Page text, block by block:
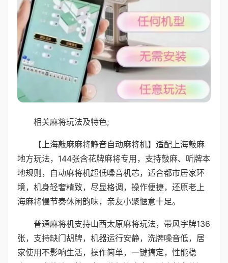
相关麻将玩法及特色;
【上海敲麻麻将静音自动麻将机】适配上海敲麻
地方玩法，144张含花牌麻将专用，支持敲麻、听牌本
地规则，自动麻将机超低噪音机芯，适合都市居家环
境，机身轻奢精致，尽显格调，操作便捷，还原老上
海麻将慢节奏休闲韵味，亲友小聚惬意十足。
普通麻将机支持山西太原麻将玩法，带风字牌136
张，支持缺门胡牌，机器运行安静，洗牌噪音低，居
家使用不影响生活，操作简单，一键搞定，性能稳